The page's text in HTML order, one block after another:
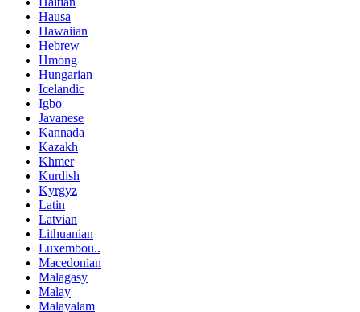
Hausa
Hawaiian
Hebrew
Hmong
Hungarian
Icelandic
Igbo
Javanese
Kannada
Kazakh
Khmer
Kurdish
Kyrgyz
Latin
Latvian
Lithuanian
Luxembou..
Macedonian
Malagasy
Malay
Malayalam